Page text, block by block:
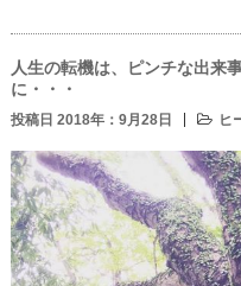
人生の転機は、ピンチな出来
に・・・
投稿日 2018年：9月28日 ヒ